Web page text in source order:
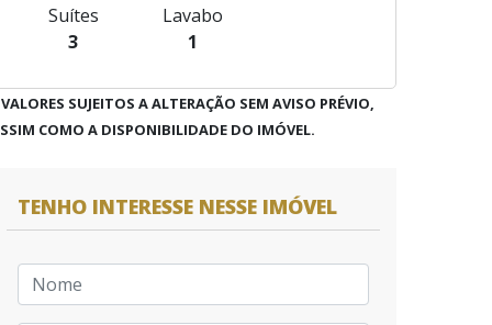
Suítes
3
Lavabo
1
SUJEITOS A ALTERAÇÃO SEM AVISO PRÉVIO,
COMO A DISPONIBILIDADE DO IMÓVEL.
TENHO INTERESSE NESSE IMÓVEL